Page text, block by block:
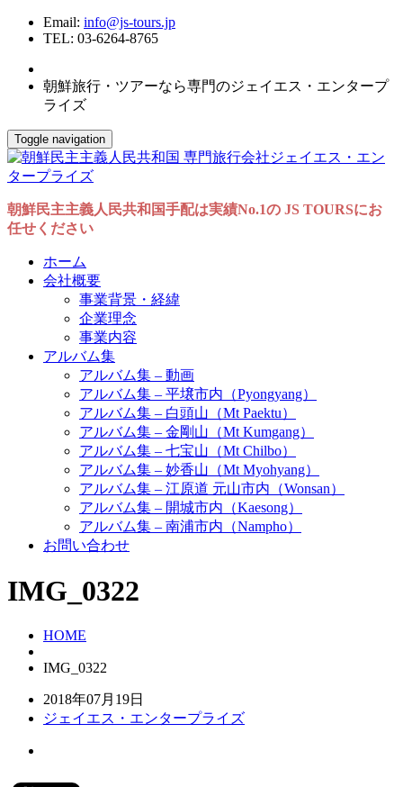
Email: info@js-tours.jp
TEL: 03-6264-8765
朝鮮旅行・ツアーなら専門のジェイエス・エンタープ
ライズ
Toggle navigation
朝鮮民主主義人民共和国手配は実績No.1の JS TOURSにお
任せください
ホーム
会社概要
事業背景・経緯
企業理念
事業内容
アルバム集
アルバム集 – 動画
アルバム集 – 平壌市内（Pyongyang）
アルバム集 – 白頭山（Mt Paektu）
アルバム集 – 金剛山（Mt Kumgang）
アルバム集 – 七宝山（Mt Chilbo）
アルバム集 – 妙香山（Mt Myohyang）
アルバム集 – 江原道 元山市内（Wonsan）
アルバム集 – 開城市内（Kaesong）
アルバム集 – 南浦市内（Nampho）
お問い合わせ
IMG_0322
HOME
IMG_0322
2018年07月19日
ジェイエス・エンタープライズ